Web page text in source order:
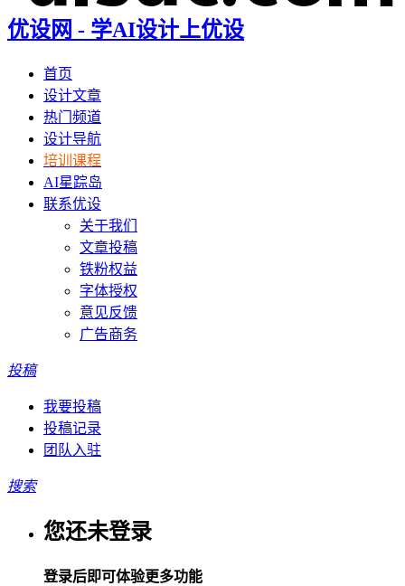
优设网 - 学AI设计上优设
首页
设计文章
热门频道
设计导航
培训课程
AI星踪岛
联系优设
关于我们
文章投稿
铁粉权益
字体授权
意见反馈
广告商务
投稿
我要投稿
投稿记录
团队入驻
搜索
您还未登录
登录后即可体验更多功能